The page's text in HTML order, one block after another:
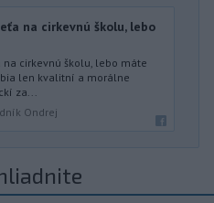
na cirkevnú školu, lebo
cirkevnú školu, lebo máte
len kvalitní a morálne
za...
Ondrej